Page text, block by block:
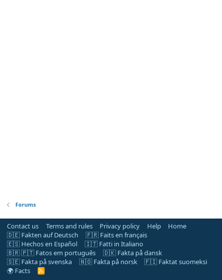
Forums
Contact us Terms and rules Privacy policy Help
Home
🇩🇪 Fakten auf Deutsch
🇫🇷 Faits en français
🇪🇸 Hechos en Español
🇮🇹 Fatti in Italiano
🇧🇷 🇵🇹 Fatos em português
🇩🇰 Fakta på dansk
🇸🇪 Fakta på svenska
🇳🇴 Fakta på norsk
🇫🇮 Faktat suomeksi
🌍 Facts
R